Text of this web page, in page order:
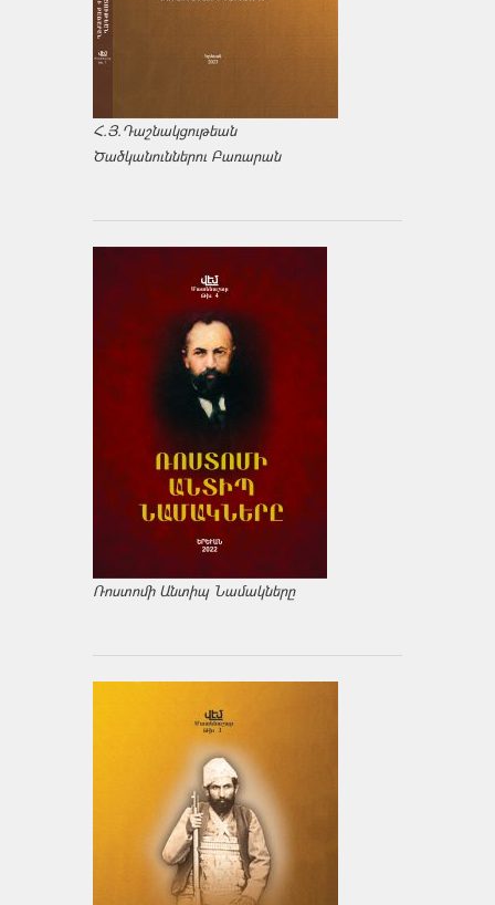
Հ.Յ.Դաշնակցութեան
Ծածկանուններու Բառարան
Ռոստոմի Անտիպ Նամակները